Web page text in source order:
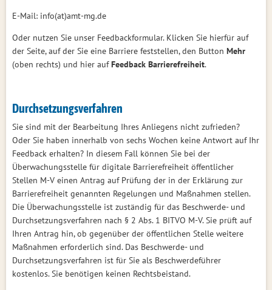
E-Mail: info(at)amt-mg.de
Oder nutzen Sie unser Feedbackformular. Klicken Sie hierfür auf
der Seite, auf der Sie eine Barriere feststellen, den Button Mehr
(oben rechts) und hier aufFeedback Barrierefreiheit.
Durchsetzungsverfahren
Sie sind mit der Bearbeitung Ihres Anliegens nicht zufrieden?
Oder Sie haben innerhalb von sechs Wochen keine Antwort auf Ihr
Feedback erhalten? In diesem Fall können Sie bei der
Überwachungsstelle für digitale Barrierefreiheit öffentlicher
Stellen M-V einen Antrag auf Prüfung der in der Erklärung zur
Barrierefreiheit genannten Regelungen und Maßnahmen stellen.
Die Überwachungsstelle ist zuständig für das Beschwerde- und
Durchsetzungsverfahren nach § 2 Abs. 1 BITVO M-V. Sie prüft auf
Ihren Antrag hin, ob gegenüber der öffentlichen Stelle weitere
Maßnahmen erforderlich sind. Das Beschwerde- und
Durchsetzungsverfahren ist für Sie als Beschwerdeführer
kostenlos. Sie benötigen keinen Rechtsbeistand.